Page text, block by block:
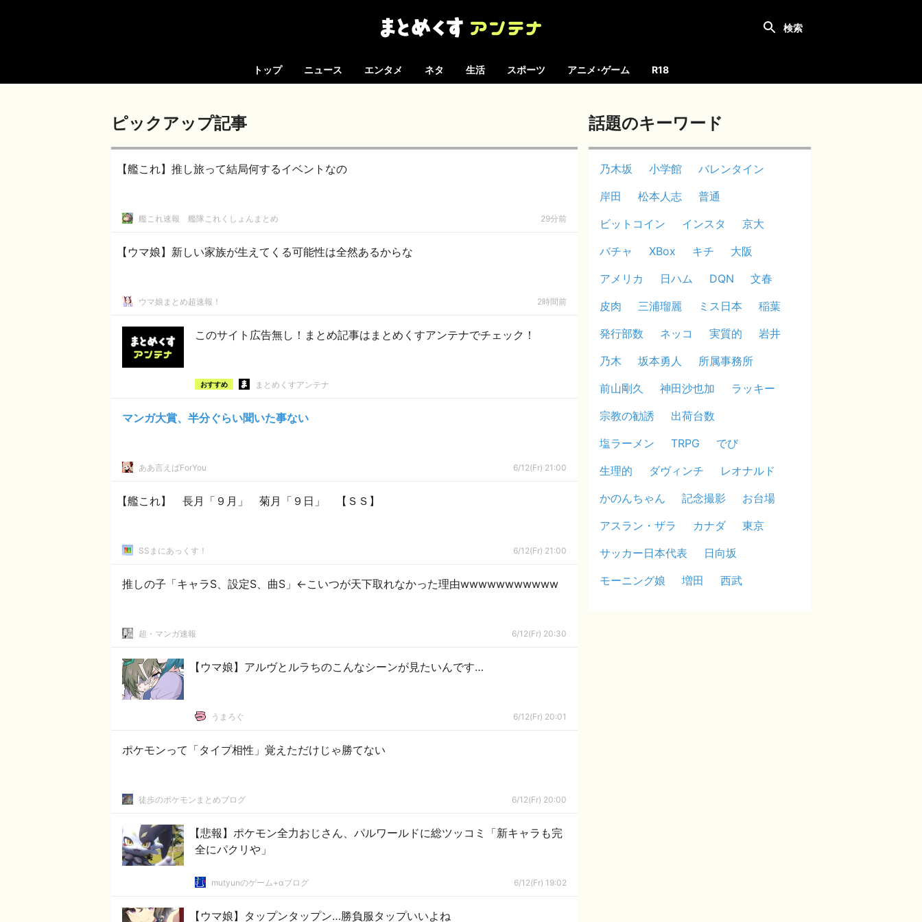
トップ ニュース エンタメ ネタ 生活 スポーツ アニメ･ゲーム R18
ピックアップ記事
【艦これ】推し旅って結局何するイベントなの
艦これ速報 艦隊これくしょんまとめ 29分前
【ウマ娘】新しい家族が生えてくる可能性は全然あるからな
ウマ娘まとめ超速報！ 2時間前
このサイト広告無し！まとめ記事はまとめくすアンテナでチェック！
おすすめ まとめくすアンテナ
マンガ大賞、半分ぐらい聞いた事ない
ああ言えばForYou 6/12(Fr) 21:00
【艦これ】 長月「９月」 菊月「９日」 【ＳＳ】
SSまにあっくす！ 6/12(Fr) 21:00
推しの子「キャラS、設定S、曲S」←こいつが天下取れなかった理由wwwwwwwwwww
超・マンガ速報 6/12(Fr) 20:30
【ウマ娘】アルヴとルラちのこんなシーンが見たいんです…
うまろぐ 6/12(Fr) 20:01
ポケモンって「タイプ相性」覚えただけじゃ勝てない
徒歩のポケモンまとめブログ 6/12(Fr) 20:00
【悲報】ポケモン全力おじさん、パルワールドに総ツッコミ「新キャラも完
全にパクリや」
mutyunのゲーム+αブログ 6/12(Fr) 19:02
【ウマ娘】タップンタップン…勝負服タップいいよね
話題のキーワード
乃木坂 小学館
バレンタイン
岸田
松本人志
普通
ビットコイン
インスタ
京大
バチャ
XBox キチ
大阪
アメリカ
日ハム DQN
文春
皮肉
三浦瑠麗 ミス日本
稲葉
発行部数
ネッコ 実質的
岩井
乃木
坂本勇人
所属事務所
前山剛久
神田沙也加
ラッキー
宗教の勧誘
出荷台数
塩ラーメン
TRPG
でび
生理的
ダヴィンチ
レオナルド
かのんちゃん
記念撮影
お台場
アスラン・ザラ
カナダ
東京
サッカー日本代表
日向坂
モーニング娘
増田 西武